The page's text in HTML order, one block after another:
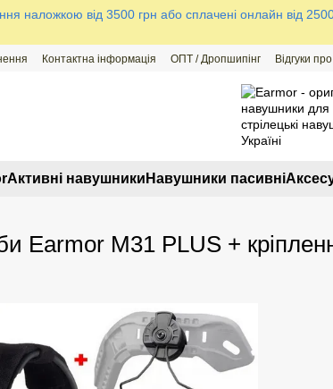
від 3500 грн або сплачені онлайн від
Контактна інформація ОПТ / Дропшипінг Відгуки
Активні навушники Навушники пасивні
Earmor M31 PLUS +